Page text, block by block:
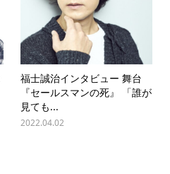
福士誠治インタビュー 舞台
『セールスマンの死』 「誰が
見ても...
2022.04.02